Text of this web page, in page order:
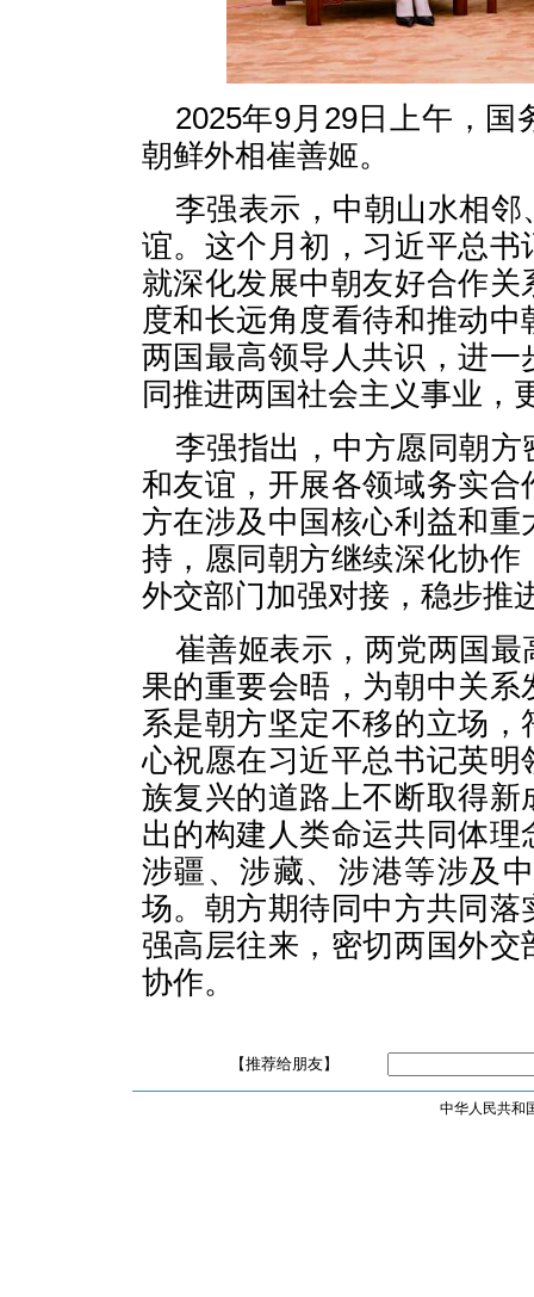
2025年9月29日上午，
朝鲜外相崔善姬。
李强表示，中朝山水相
谊。这个月初，习近平总
就深化发展中朝友好合作
度和长远角度看待和推动
两国最高领导人共识，进
同推进两国社会主义事业，
李强指出，中方愿同朝
和友谊，开展各领域务实
方在涉及中国核心利益和
持，愿同朝方继续深化协
外交部门加强对接，稳步推
崔善姬表示，两党两国
果的重要会晤，为朝中关
系是朝方坚定不移的立场
心祝愿在习近平总书记英
族复兴的道路上不断取得
出的构建人类命运共同体
涉疆、涉藏、涉港等涉及
场。朝方期待同中方共同
强高层往来，密切两国外
协作。
【推荐给朋友】
中华人民共和